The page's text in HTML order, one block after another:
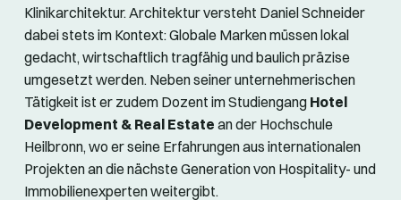
Klinikarchitektur. Architektur versteht Daniel Schneider
dabei stets im Kontext: Globale Marken müssen lokal
gedacht, wirtschaftlich tragfähig und baulich präzise
umgesetzt werden. Neben seiner unternehmerischen
Tätigkeit ist er zudem Dozent im Studiengang Hotel
Development & Real Estate an der Hochschule
Heilbronn, wo er seine Erfahrungen aus internationalen
Projekten an die nächste Generation von Hospitality- und
Immobilienexperten weitergibt.